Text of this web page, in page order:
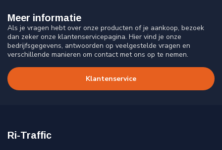
Meer informatie
Als je vragen hebt over onze producten of je aankoop, bezoek
dan zeker onze klantenservicepagina. Hier vind je onze
bedrijfsgegevens, antwoorden op veelgestelde vragen en
verschillende manieren om contact met ons op te nemen.
Klantenservice
Ri-Traffic